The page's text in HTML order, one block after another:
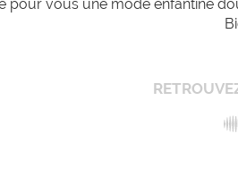
pour vous une mode enfantine